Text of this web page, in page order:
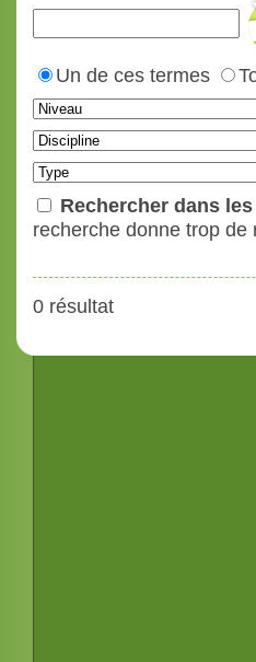
Un de ces termes
Rechercher dans
recherche donne trop de
0 résultat